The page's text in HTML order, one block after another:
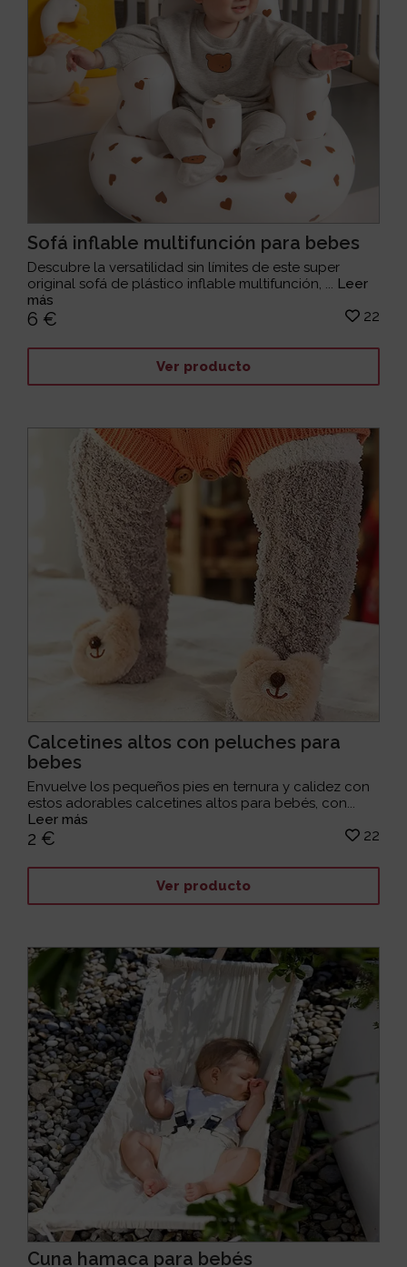
Sofá inflable multifunción para bebes
Descubre la versatilidad sin límites de este super
original sofá de plástico inflable multifunción, ... Leer
más
6 € 22
Ver producto
Calcetines altos con peluches para
bebes
Envuelve los pequeños pies en ternura y calidez con
estos adorables calcetines altos para bebés, con...
Leer más
2 € 22
Ver producto
Cuna hamaca para bebés